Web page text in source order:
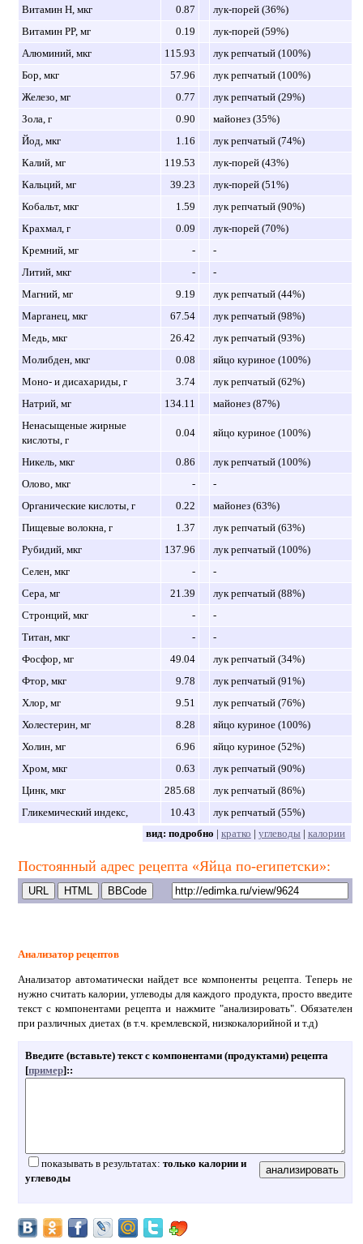
Витамин H, мкг 0.87
лук-порей (36%)
Витамин PP, мг
0.19
лук-порей (59%)
Алюминий, мкг
115.93
лук репчатый (100%)
Бор, мкг
57.96
лук репчатый (100%)
Железо, мг
0.77
лук репчатый (29%)
Зола, г
0.90
майонез (35%)
Йод, мкг
1.16
лук репчатый (74%)
Калий, мг
119.53
лук-порей (43%)
Кальций, мг
39.23
лук-порей (51%)
Кобальт, мкг
1.59
лук репчатый (90%)
Крахмал, г
0.09
лук-порей (70%)
Кремний, мг
-
-
Литий, мкг
-
-
Магний, мг
9.19
лук репчатый (44%)
Марганец, мкг
67.54
лук репчатый (98%)
Медь, мкг
26.42
лук репчатый (93%)
Молибден, мкг
0.08
яйцо куриное (100%)
Моно- и дисахариды, г
3.74
лук репчатый (62%)
Натрий, мг
134.11
майонез (87%)
Ненасыщеные жирные
кислоты, г
0.04 яйцо куриное (100%)
Никель, мкг 0.86
лук репчатый (100%)
Олово, мкг
-
-
Органические кислоты, г
0.22
майонез (63%)
Пищевые волокна, г
1.37
лук репчатый (63%)
Рубидий, мкг
137.96
лук репчатый (100%)
Селен, мкг
-
-
Сера, мг
21.39
лук репчатый (88%)
Стронций, мкг
-
-
Титан, мкг
-
-
Фосфор, мг
49.04
лук репчатый (34%)
Фтор, мкг
9.78
лук репчатый (91%)
Хлор, мг
9.51
лук репчатый (76%)
Холестерин, мг
8.28
яйцо куриное (100%)
Холин, мг
6.96
яйцо куриное (52%)
Хром, мкг
0.63
лук репчатый (90%)
Цинк, мкг
285.68
лук репчатый (86%)
Гликемический индекс,
10.43
лук репчатый (55%)
вид: подробно | кратко | углеводы| калории
Постоянный адрес рецепта «Яйца по-египетски»:
Анализатор рецептов
Анализатор автоматически найдет все компоненты рецепта. Теперь не
нужно считать калории, углеводы для каждого продукта, просто введите
текст с компонентами рецепта и нажмите "анализировать". Обязателен
при различных диетах (в т.ч. кремлевской, низкокалорийной и т.д)
Введите (вставьте) текст с компонентами (продуктами) рецепта
[пример]::
показывать в результатах: только калории и
углеводы